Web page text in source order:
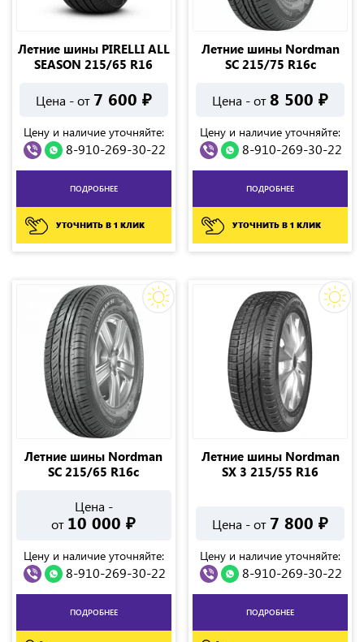
Летние шины PIRELLI ALL
SEASON 215/65 R16
Цена - от 7 600 ₽
Цену и наличие уточняйте:
8-910-269-30-22
ПОДРОБНЕЕ
УТОЧНИТЬ В 1 КЛИК
Летние шины Nordman
SС 215/75 R16с
Цена - от8 500 ₽
Цену и наличие уточняйте:
8-910-269-30-22
ПОДРОБНЕЕ
УТОЧНИТЬ В 1 КЛИК
Летние шины Nordman
SС 215/65 R16с
Цена -
от 10 000 ₽
Цену и наличие уточняйте:
8-910-269-30-22
ПОДРОБНЕЕ
Летние шины Nordman
SX 3 215/55 R16
Цена - от 7 800 ₽
Цену и наличие уточняйте:
8-910-269-30-22
ПОДРОБНЕЕ